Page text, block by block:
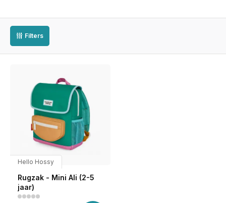
Filters
Hello Hossy
Rugzak - Mini Ali (2-5
jaar)